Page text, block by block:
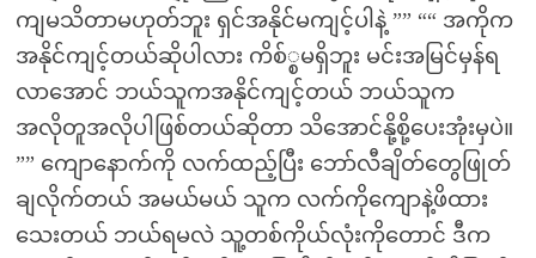
ကျမသိတာမဟုတ်ဘူး ရှင်အနိုင်မကျင့်ပါနဲ့ ”” ““ အကိုက
အနိုင်ကျင့်တယ်ဆိုပါလား ကိစ်္စမရှိဘူး မင်းအမြင်မှန်ရ
လာအောင် ဘယ်သူကအနိုင်ကျင့်တယ် ဘယ်သူက
အလိုတူအလိုပါဖြစ်တယ်ဆိုတာ သိအောင်နို့စို့ပေးအုံးမှပဲ။
”” ကျောနောက်ကို လက်ထည့်ပြီး ဘော်လီချိတ်တွေဖြုတ်
ချလိုက်တယ် အမယ်မယ် သူက လက်ကိုကျောနဲ့ဖိထား
သေးတယ် ဘယ်ရမလဲ သူ့တစ်ကိုယ်လုံးကိုတောင် ဒီက